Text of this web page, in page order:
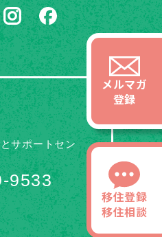
メルマガ
登録
移住登録
移住相談
サポートセン
9533